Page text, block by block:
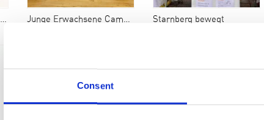
Consent
Junge Erwachsene Camp 2024 Starnberg bewegt